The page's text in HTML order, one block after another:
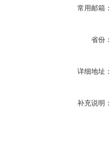
常用邮箱：
省份：
详细地址：
补充说明：